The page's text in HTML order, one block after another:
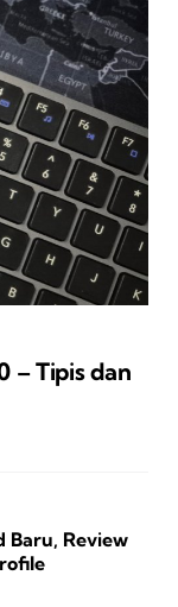
– Tipis dan
Baru, Review